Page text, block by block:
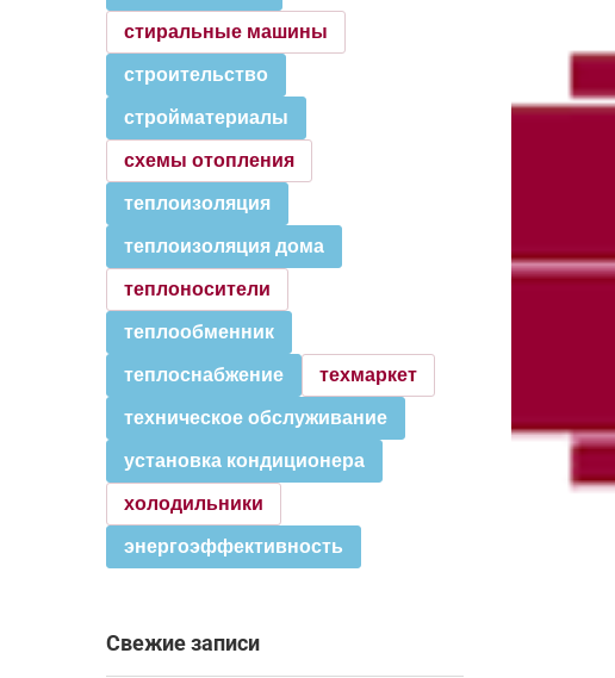
стиральные машины
строительство
стройматериалы
схемы отопления
теплоизоляция
теплоизоляция дома
теплоносители
теплообменник
теплоснабжение техмаркет
техническое обслуживание
установка кондиционера
холодильники
энергоэффективность
Свежие записи